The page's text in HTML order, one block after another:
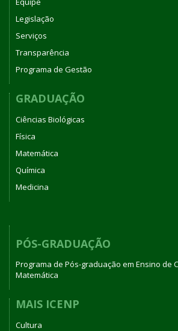
Legislação
Serviços
Transparência
Programa de Gestão
GRADUAÇÃO
Ciências Biológicas
Física
Matemática
Química
Medicina
PÓS-GRADUAÇÃO
Programa de Pós-graduação em Ensino de
Matemática
MAIS ICENP
Cultura